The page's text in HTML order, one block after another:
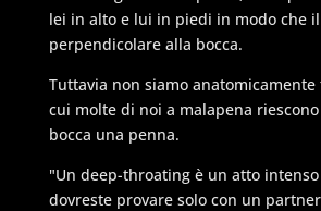
lei in alto e lui in piedi in modo che
perpendicolare alla bocca.
Tuttavia non siamo
cui molte di noi a malapena
bocca una penna.
"Un deep-throating è un atto
dovreste provare solo con un